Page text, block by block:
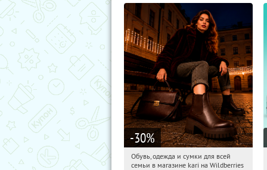
-30%
15:40:54 Получили:
Обувь, одежда и сумки для всей
семьи в магазине kari на Wildberries